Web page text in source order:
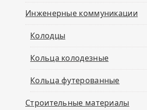
Инженерные коммуникации
Колодцы
Кольца колодезные
Кольца футерованные
Строительные материалы